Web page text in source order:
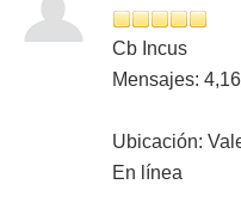
Cb Incus
Mensajes:
Ubicación:
En línea